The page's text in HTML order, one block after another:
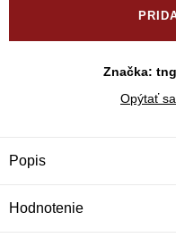
Značka:
Opýtať sa
Popis
Hodnotenie